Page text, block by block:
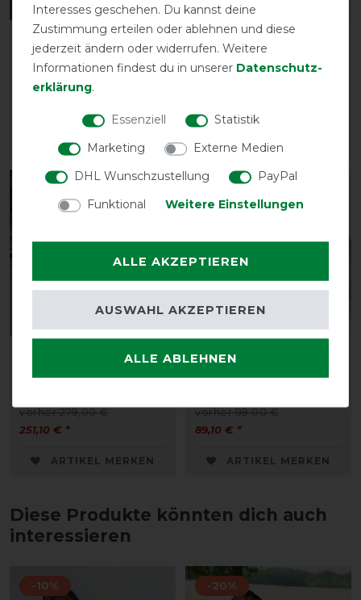
Bucas Power Turnout
Light Big Neck 0g SD -
silver
vorher 269,00 €
ARTIKEL MERKEN
Extra High Neck 300g -
silver
274,50 € *
ARTIKEL MERKEN
Bucas Power Turnout
vorher 279,00 €
251,10 € *
ARTIKEL MERKEN
Bucas Power Turnout
vorher 99,00 €
89,10 € *
ARTIKEL MERKEN
Diese Produkte könnten dich auch
interessieren
-10% -20%
Interesses geschehen. Du kannst deine
Zustimmung erteilen oder ablehnen und diese
jederzeit ändern oder widerrufen. Weitere
Informationen findest du in unserer Daten­schutz­
erklärung.
Essenziell
Statistik
Marketing
Externe Medien
DHL Wunschzustellung
PayPal
Funktional
Weitere Einstellungen
ALLE AKZEPTIEREN
ALLE ABLEHNEN
AUSWAHL AKZEPTIEREN